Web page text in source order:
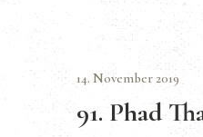
14. November 2019
91. Phad